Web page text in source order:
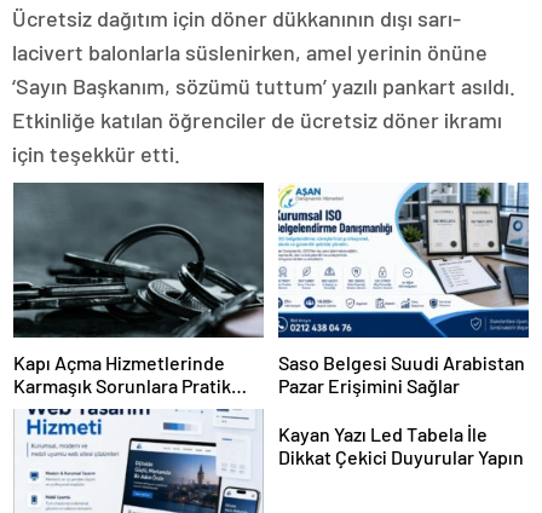
Ücretsiz dağıtım için döner dükkanının dışı sarı-
lacivert balonlarla süslenirken, amel yerinin önüne
‘Sayın Başkanım, sözümü tuttum’ yazılı pankart asıldı.
Etkinliğe katılan öğrenciler de ücretsiz döner ikramı
için teşekkür etti.
Kapı Açma Hizmetlerinde
Karmaşık Sorunlara Pratik
Çözümler
Saso Belgesi Suudi Arabistan
Pazar Erişimini Sağlar
Kayan Yazı Led Tabela İle
Dikkat Çekici Duyurular Yapın